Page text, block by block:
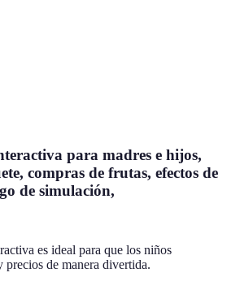
para madres e hijos,
compras de frutas, efectos de
de simulación,
es ideal para que los niños
precios de manera divertida.